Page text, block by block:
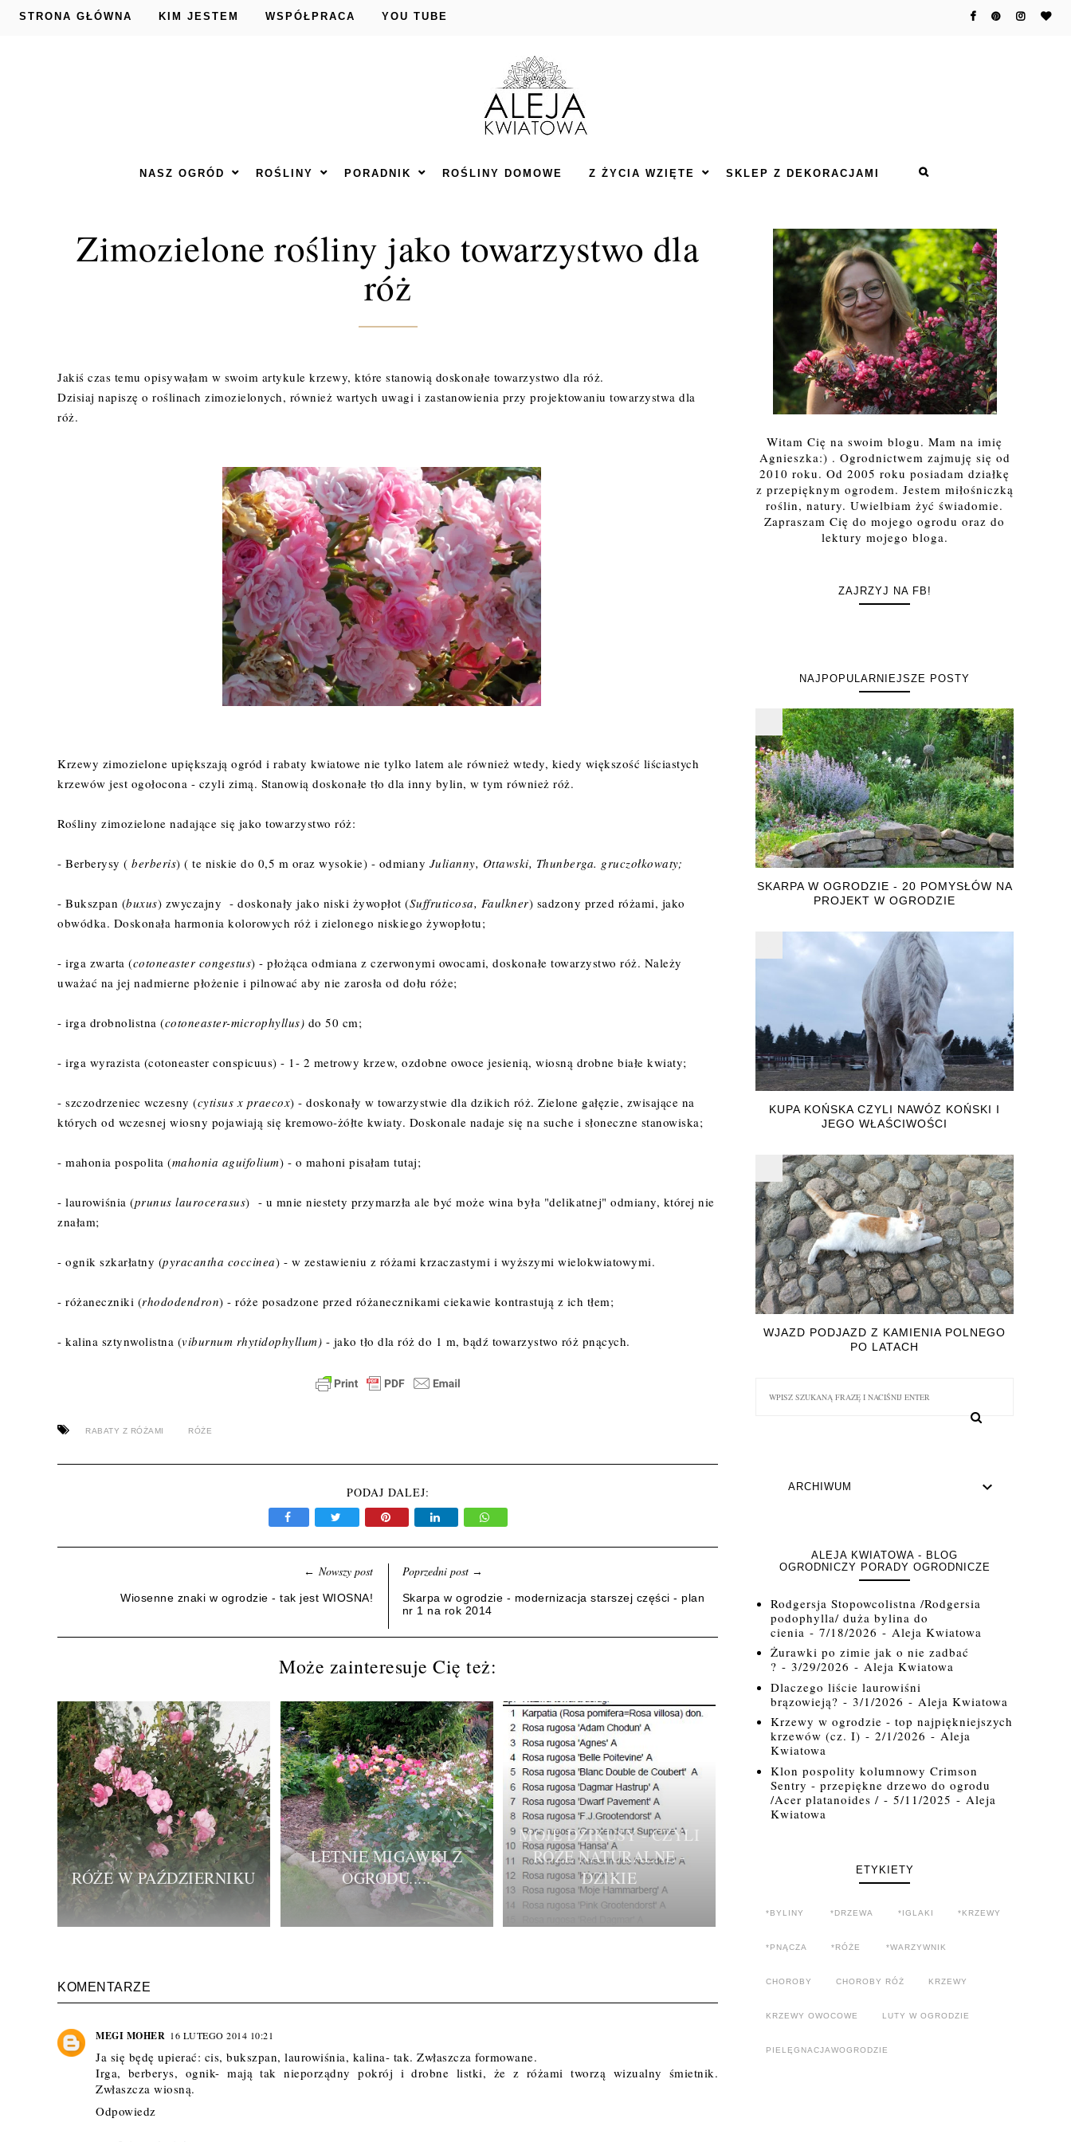
STRONA GŁÓWNA KIM JESTEM WSPÓŁPRACA YOU TUBE
NASZ OGRÓD ROŚLINY PORADNIK ROŚLINY DOMOWE Z ŻYCIA WZIĘTE SKLEP Z DEKORACJAMI
Zimozielone rośliny jako towarzystwo dla
róż
Jakiś czas temu opisywałam w swoim artykule krzewy, które stanowią doskonałe towarzystwo dla róż.
Dzisiaj napiszę o roślinach zimozielonych, również wartych uwagi i zastanowienia przy projektowaniu towarzystwa dla
róż.
Krzewy zimozielone upiększają ogród i rabaty kwiatowe nie tylko latem ale również wtedy, kiedy większość liściastych
krzewów jest ogołocona - czyli zimą. Stanowią doskonałe tło dla inny bylin, w tym również róż.
Rośliny zimozielone nadające się jako towarzystwo róż:
- Berberysy ( berberis) ( te niskie do 0,5 m oraz wysokie) - odmiany Julianny, Ottawski, Thunberga. gruczołkowaty;
- Bukszpan (buxus) zwyczajny - doskonały jako niski żywopłot (Suffruticosa, Faulkner) sadzony przed różami, jako
obwódka. Doskonała harmonia kolorowych róż i zielonego niskiego żywopłotu;
- irga zwarta (cotoneaster congestus) - płożąca odmiana z czerwonymi owocami, doskonałe towarzystwo róż. Należy
uważać na jej nadmierne płożenie i pilnować aby nie zarosła od dołu róże;
- irga drobnolistna (cotoneaster-microphyllus) do 50 cm;
- irga wyrazista (cotoneaster conspicuus) - 1- 2 metrowy krzew, ozdobne owoce jesienią, wiosną drobne białe kwiaty;
- szczodrzeniec wczesny (cytisus x praecox) - doskonały w towarzystwie dla dzikich róż. Zielone gałęzie, zwisające na
których od wczesnej wiosny pojawiają się kremowo-żółte kwiaty. Doskonale nadaje się na suche i słoneczne stanowiska;
- mahonia pospolita (mahonia aguifolium) - o mahoni pisałam tutaj;
- laurowiśnia (prunus laurocerasus) - u mnie niestety przymarzła ale być może wina była "delikatnej" odmiany, której nie
znałam;
- ognik szkarłatny (pyracantha coccinea) - w zestawieniu z różami krzaczastymi i wyższymi wielokwiatowymi.
- różaneczniki (rhododendron) - róże posadzone przed różanecznikami ciekawie kontrastują z ich tłem;
- kalina sztynwolistna (viburnum rhytidophyllum) - jako tło dla róż do 1 m, bądź towarzystwo róż pnących.
RABATY Z RÓŻAMI RÓŻE
PODAJ DALEJ:
←Nowszy post
Wiosenne znaki w ogrodzie - tak jest WIOSNA!
Poprzedni post→
Skarpa w ogrodzie - modernizacja starszej części - plan
nr 1 na rok 2014
Może zainteresuje Cię też:
RÓŻE W PAŹDZIERNIKU
LETNIE MIGAWKI Z
OGRODU.....
MOJE DZIKUSY - CZYLI
RÓŻE NATURALNE -
DZIKIE
KOMENTARZE
MEGI MOHER 16 LUTEGO 2014 10:21
Ja się będę upierać: cis, bukszpan, laurowiśnia, kalina- tak. Zwłaszcza formowane.
Irga, berberys, ognik- mają tak nieporządny pokrój i drobne listki, że z różami tworzą wizualny śmietnik.
Zwłaszcza wiosną.
Odpowiedz
Witam Cię na swoim blogu. Mam na imię
Agnieszka:) . Ogrodnictwem zajmuję się od
2010 roku. Od 2005 roku posiadam działkę
z przepięknym ogrodem. Jestem miłośniczką
roślin, natury. Uwielbiam żyć świadomie.
Zapraszam Cię do mojego ogrodu oraz do
lektury mojego bloga.
ZAJRZYJ NA FB!
NAJPOPULARNIEJSZE POSTY
SKARPA W OGRODZIE - 20 POMYSŁÓW NA
PROJEKT W OGRODZIE
KUPA KOŃSKA CZYLI NAWÓZ KOŃSKI I
JEGO WŁAŚCIWOŚCI
WJAZD PODJAZD Z KAMIENIA POLNEGO
PO LATACH
ARCHIWUM
ALEJA KWIATOWA - BLOG
OGRODNICZY PORADY OGRODNICZE
Rodgersja Stopowcolistna /Rodgersia
podophylla/ duża bylina do
cienia - 7/18/2026 - Aleja Kwiatowa
Żurawki po zimie jak o nie zadbać
? - 3/29/2026 - Aleja Kwiatowa
Dlaczego liście laurowiśni
brązowieją? - 3/1/2026 - Aleja Kwiatowa
Krzewy w ogrodzie - top najpiękniejszych
krzewów (cz. I) - 2/1/2026 - Aleja
Kwiatowa
Klon pospolity kolumnowy Crimson
Sentry - przepiękne drzewo do ogrodu
/Acer platanoides /- 5/11/2025 - Aleja
Kwiatowa
ETYKIETY
*BYLINY *DRZEWA *IGLAKI *KRZEWY
*PNĄCZA *RÓŻE *WARZYWNIK
CHOROBY CHOROBY RÓŻ KRZEWY
KRZEWY OWOCOWE LUTY W OGRODZIE
PIELĘGNACJAWOGRODZIE